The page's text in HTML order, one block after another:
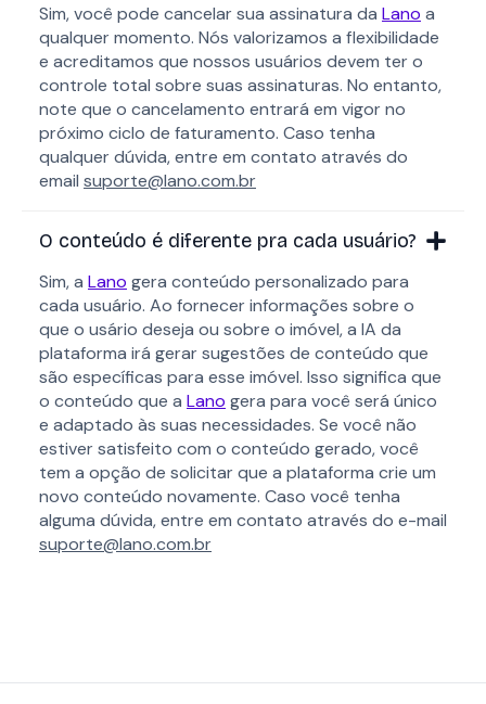
Sim, você pode cancelar sua assinatura da Lano a
qualquer momento. Nós valorizamos a flexibilidade
e acreditamos que nossos usuários devem ter o
controle total sobre suas assinaturas. No entanto,
note que o cancelamento entrará em vigor no
próximo ciclo de faturamento. Caso tenha
qualquer dúvida, entre em contato através do
email suporte@lano.com.br
O conteúdo é diferente pra cada usuário?
Sim, a Lano gera conteúdo personalizado para
cada usuário. Ao fornecer informações sobre o
que o usário deseja ou sobre o imóvel, a IA da
plataforma irá gerar sugestões de conteúdo que
são específicas para esse imóvel. Isso significa que
o conteúdo que a Lano gera para você será único
e adaptado às suas necessidades. Se você não
estiver satisfeito com o conteúdo gerado, você
tem a opção de solicitar que a plataforma crie um
novo conteúdo novamente. Caso você tenha
alguma dúvida, entre em contato através do e-mail
suporte@lano.com.br